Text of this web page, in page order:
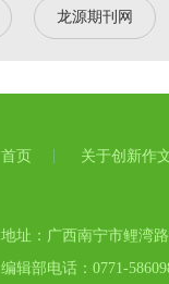
龙源期刊网
首页 关于创新作
地址：广西南宁市鲤湾
编辑部电话：0771-